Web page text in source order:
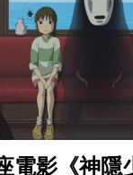
電影《神隱